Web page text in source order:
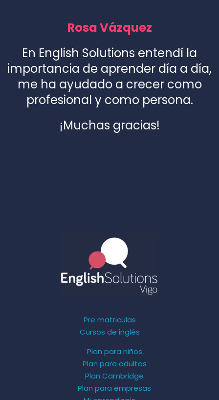
Rosa Vázquez
En English Solutions entendí la
importancia de aprender día a día,
me ha ayudado a crecer como
profesional y como persona.
¡Muchas gracias!
Pre matriculas
Cursos de inglés
Plan para niños
Plan para adultos
Plan Cambridge
Plan para empresas